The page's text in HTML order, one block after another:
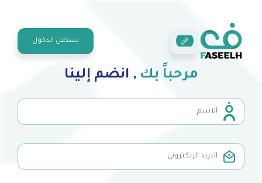
تسجيل الدخول
مرحباً بك , انضم إلينا